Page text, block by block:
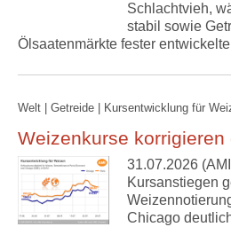
Schlachtvieh,
stabil sowie
Ölsaatenmärkte fester
Welt | Getreide | Kursentwicklung für
Weizenkurse korrigieren
31.07.2026
Kursanstiegen
Chicago